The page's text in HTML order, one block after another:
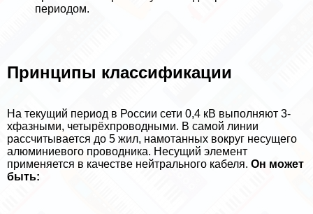
периодом.
Принципы классификации
На текущий период в России сети 0,4 кВ выполняют 3-
хфазными, четырёхпроводными. В самой линии
рассчитывается до 5 жил, намотанных вокруг несущего
алюминиевого проводника. Несущий элемент
применяется в качестве нейтрального кабеля. Он может
быть: